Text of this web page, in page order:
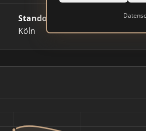
Standort:
Köln